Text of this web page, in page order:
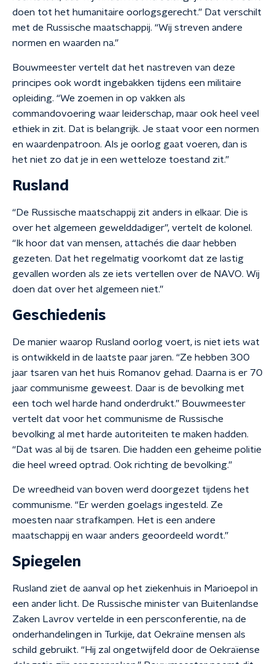
doen tot het humanitaire oorlogsgerecht.” Dat verschilt
met de Russische maatschappij. “Wij streven andere
normen en waarden na.”
Bouwmeester vertelt dat het nastreven van deze
principes ook wordt ingebakken tijdens een militaire
opleiding. “We zoemen in op vakken als
commandovoering waar leiderschap, maar ook heel veel
ethiek in zit. Dat is belangrijk. Je staat voor een normen
en waardenpatroon. Als je oorlog gaat voeren, dan is
het niet zo dat je in een wetteloze toestand zit.”
Rusland
“De Russische maatschappij zit anders in elkaar. Die is
over het algemeen gewelddadiger”, vertelt de kolonel.
“Ik hoor dat van mensen, attachés die daar hebben
gezeten. Dat het regelmatig voorkomt dat ze lastig
gevallen worden als ze iets vertellen over de NAVO. Wij
doen dat over het algemeen niet.”
Geschiedenis
De manier waarop Rusland oorlog voert, is niet iets wat
is ontwikkeld in de laatste paar jaren. “Ze hebben 300
jaar tsaren van het huis Romanov gehad. Daarna is er 70
jaar communisme geweest. Daar is de bevolking met
een toch wel harde hand onderdrukt.” Bouwmeester
vertelt dat voor het communisme de Russische
bevolking al met harde autoriteiten te maken hadden.
“Dat was al bij de tsaren. Die hadden een geheime politie
die heel wreed optrad. Ook richting de bevolking.”
De wreedheid van boven werd doorgezet tijdens het
communisme. “Er werden goelags ingesteld. Ze
moesten naar strafkampen. Het is een andere
maatschappij en waar anders geoordeeld wordt.”
Spiegelen
Rusland ziet de aanval op het ziekenhuis in Marioepol in
een ander licht. De Russische minister van Buitenlandse
Zaken Lavrov vertelde in een persconferentie, na de
onderhandelingen in Turkije, dat Oekraïne mensen als
schild gebruikt. “Hij zal ongetwijfeld door de Oekraïense